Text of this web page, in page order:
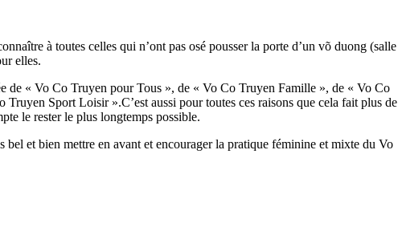
à toutes celles qui n’ont pas osé pousser la porte d’un võ duong (salle
elles.
de « Vo Co Truyen pour Tous », de « Vo Co Truyen Famille », de « Vo Co
Sport Loisir ».C’est aussi pour toutes ces raisons que cela fait plus de
le rester le plus longtemps possible.
bel et bien mettre en avant et encourager la pratique féminine et mixte du Vo